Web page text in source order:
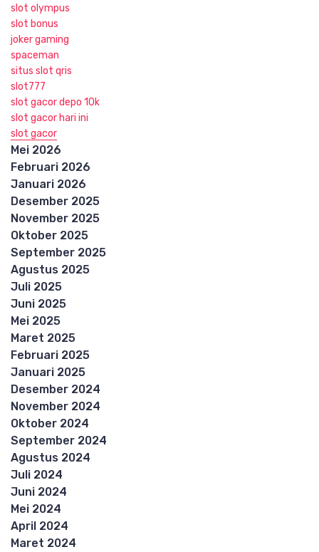
slot olympus
slot bonus
joker gaming
spaceman
situs slot qris
slot777
slot gacor depo 10k
slot gacor hari ini
slot gacor
Mei 2026
Februari 2026
Januari 2026
Desember 2025
November 2025
Oktober 2025
September 2025
Agustus 2025
Juli 2025
Juni 2025
Mei 2025
Maret 2025
Februari 2025
Januari 2025
Desember 2024
November 2024
Oktober 2024
September 2024
Agustus 2024
Juli 2024
Juni 2024
Mei 2024
April 2024
Maret 2024